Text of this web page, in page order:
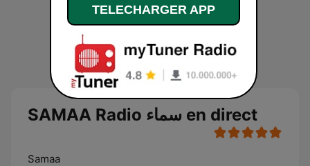
SAMAA Radio سماء en direct
Samaa
TELECHARGER APP